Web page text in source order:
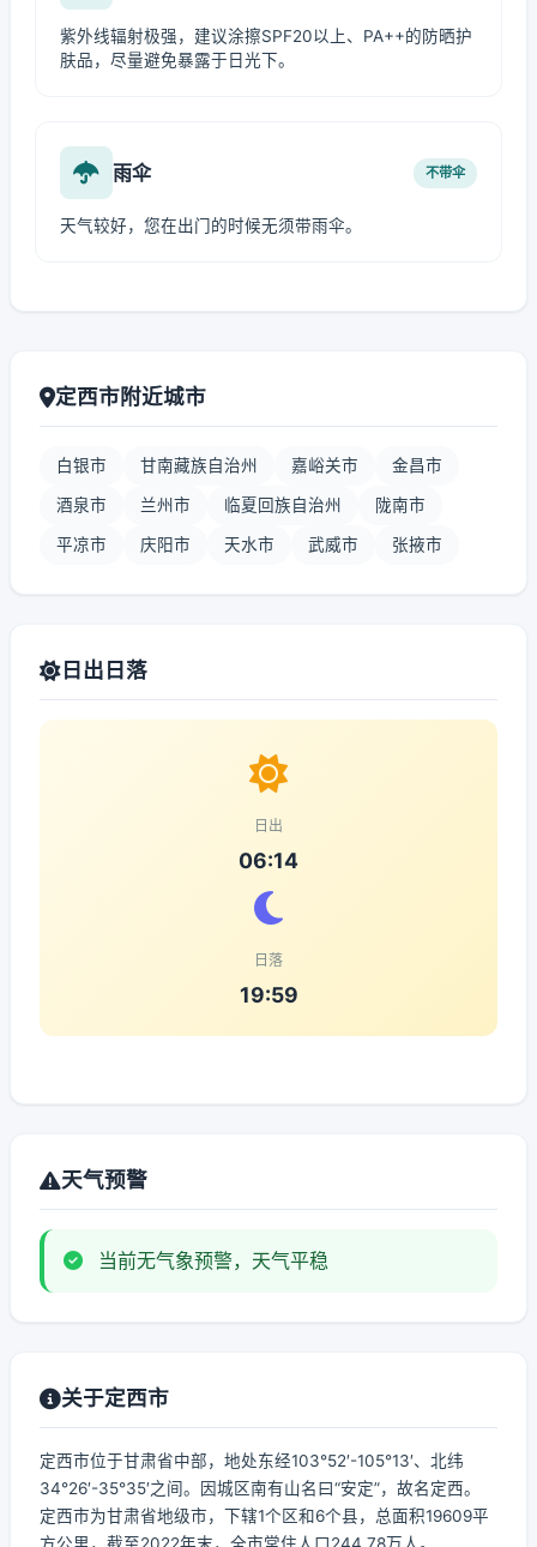
紫外线辐射极强，建议涂擦SPF20以上、PA++的防晒护
肤品，尽量避免暴露于日光下。
雨伞 不带伞
天气较好，您在出门的时候无须带雨伞。
定西市附近城市
白银市 甘南藏族自治州 嘉峪关市 金昌市
酒泉市 兰州市 临夏回族自治州 陇南市
平凉市 庆阳市 天水市 武威市 张掖市
日出日落
日出
06:14
日落
19:59
天气预警
当前无气象预警，天气平稳
关于定西市
定西市位于甘肃省中部，地处东经103°52′-105°13′、北纬
34°26′-35°35′之间。因城区南有山名曰“安定”，故名定西。
定西市为甘肃省地级市，下辖1个区和6个县，总面积19609平